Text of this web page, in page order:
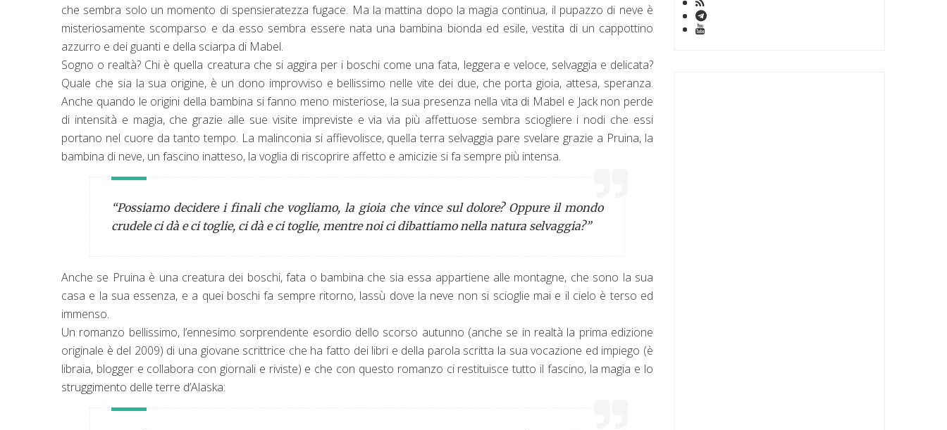
che sembra solo un momento di spensieratezza fugace. Ma la mattina dopo la magia continua, il pupazzo di neve è
misteriosamente scomparso e da esso sembra essere nata una bambina bionda ed esile, vestita di un cappottino
azzurro e dei guanti e della sciarpa di Mabel.
Sogno o realtà? Chi è quella creatura che si aggira per i boschi come una fata, leggera e veloce, selvaggia e delicata?
Quale che sia la sua origine, è un dono improvviso e bellissimo nelle vite dei due, che porta gioia, attesa, speranza.
Anche quando le origini della bambina si fanno meno misteriose, la sua presenza nella vita di Mabel e Jack non perde
di intensità e magia, che grazie alle sue visite impreviste e via via più affettuose sembra sciogliere i nodi che essi
portano nel cuore da tanto tempo. La malinconia si affievolisce, quella terra selvaggia pare svelare grazie a Pruina, la
bambina di neve, un fascino inatteso, la voglia di riscoprire affetto e amicizie si fa sempre più intensa.
“Possiamo decidere i finali che vogliamo, la gioia che vince sul dolore? Oppure il mondo
crudele ci dà e ci toglie, ci dà e ci toglie, mentre noi ci dibattiamo nella natura selvaggia?”
Anche se Pruina è una creatura dei boschi, fata o bambina che sia essa appartiene alle montagne, che sono la sua
casa e la sua essenza, e a quei boschi fa sempre ritorno, lassù dove la neve non si scioglie mai e il cielo è terso ed
immenso.
Un romanzo bellissimo, l’ennesimo sorprendente esordio dello scorso autunno (anche se in realtà la prima edizione
originale è del 2009) di una giovane scrittrice che ha fatto dei libri e della parola scritta la sua vocazione ed impiego (è
libraia, blogger e collabora con giornali e riviste) e che con questo romanzo ci restituisce tutto il fascino, la magia e lo
struggimento delle terre d’Alaska: